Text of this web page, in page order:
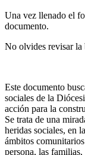
Una vez llenado el
documento.
No olvides revisar la
Este documento
sociales de la
acción para la
Se trata de una
heridas sociales, en
ámbitos
persona, las